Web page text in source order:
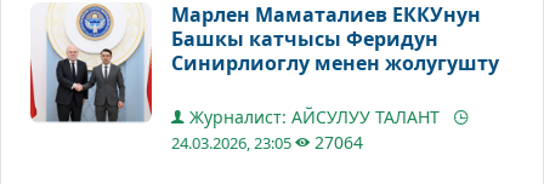
Марлен Маматалиев ЕККУнун
Башкы катчысы Феридун
Синирлиоглу менен жолугушту
Журналист: АЙСУЛУУ ТАЛАНТ
24.03.2026, 23:05 27064